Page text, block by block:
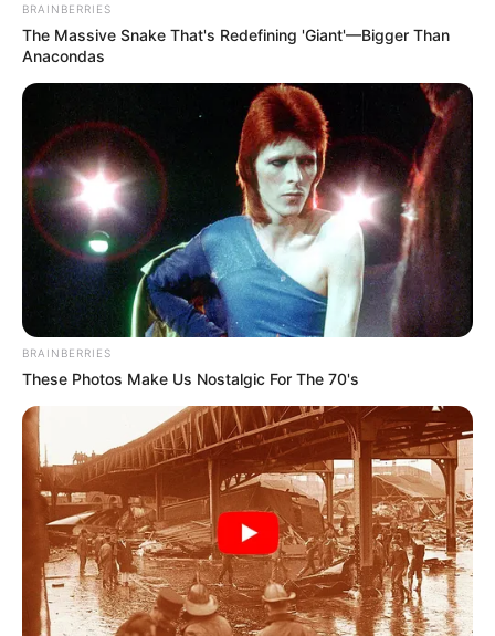
BRAINBERRIES
The Massive Snake That's Redefining 'Giant'—Bigger Than
Anacondas
BRAINBERRIES
These Photos Make Us Nostalgic For The 70's